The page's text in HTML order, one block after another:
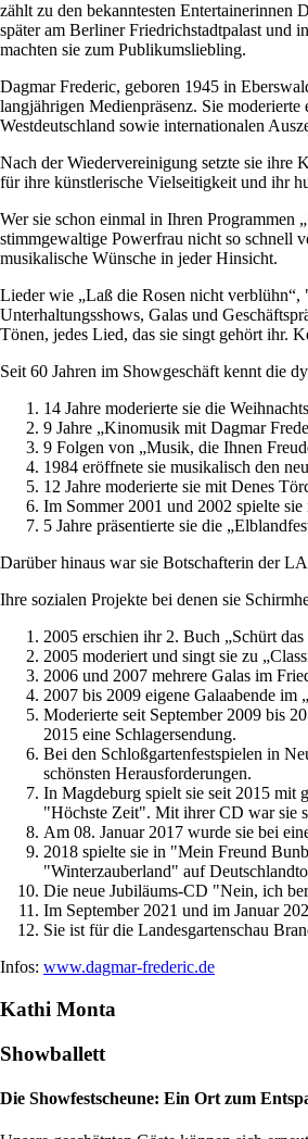
zählt zu den bekanntesten Entertainerinnen
später am Berliner Friedrichstadtpalast und
machten sie zum Publikumsliebling.
Dagmar Frederic, geboren 1945 in
langjährigen Medienpräsenz. Sie
Westdeutschland sowie internationalen
Nach der Wiedervereinigung setzte sie ihre
für ihre künstlerische Vielseitigkeit und ihr
Wer sie schon einmal in Ihren
stimmgewaltige Powerfrau nicht so schnell
musikalische Wünsche in jeder Hinsicht.
Lieder wie „Laß die Rosen nicht verblühn“,
Unterhaltungsshows, Galas und
Tönen, jedes Lied, das sie singt gehört ihr.
Seit 60 Jahren im Showgeschäft kennt die
14 Jahre moderierte sie die
9 Jahre „Kinomusik mit Dagmar
9 Folgen von „Musik, die Ihnen
1984 eröffnete sie musikalisch den
12 Jahre moderierte sie mit Denes
Im Sommer 2001 und 2002 spielte
5 Jahre präsentierte sie die
Darüber hinaus war sie Botschafterin der
Ihre sozialen Projekte bei denen sie
2005 erschien ihr 2. Buch „Schürt
2005 moderiert und singt sie zu
2006 und 2007 mehrere Galas im
2007 bis 2009 eigene Galaabende im
Moderierte seit September 2009 bis
2015 eine Schlagersendung.
Bei den Schloßgartenfestspielen in
schönsten Herausforderungen.
In Magdeburg spielt sie seit 2015 mit
"Höchste Zeit". Mit ihrer CD war sie
Am 08. Januar 2017 wurde sie bei
2018 spielte sie in "Mein Freund
"Winterzauberland" auf
Die neue Jubiläums-CD "Nein, ich
Im September 2021 und im Januar
Sie ist für die Landesgartenschau
Infos: www.dagmar-frederic.de
Kathi Monta
Showballett
Die Showfestscheune: Ein Ort zum